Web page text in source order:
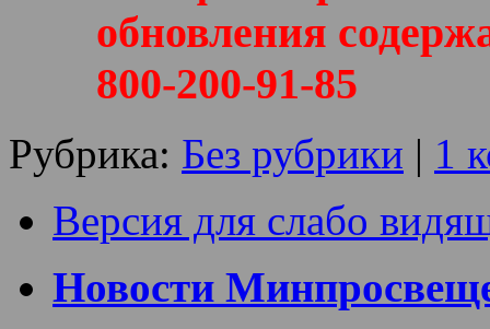
обновления
800-200-91-85
Рубрика: Без рубрики | 1
Версия для слабо
Новости